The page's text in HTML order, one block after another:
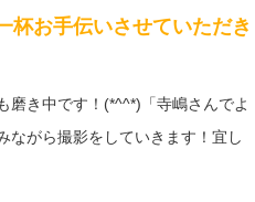
杯お手伝いさせていただき
磨き中です！(*^^*)「寺嶋さんでよ
ながら撮影をしていきます！宜し